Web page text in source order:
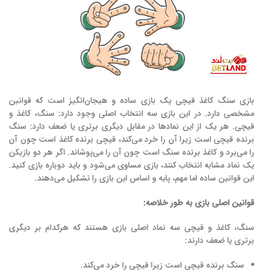
بازی سنگ کاغذ قیچی یک بازی ساده و هیجان‌انگیز است که قوانین
مشخصی دارد. در این بازی سه انتخاب اصلی وجود دارد: سنگ، کاغذ و
قیچی. هر یک از این نمادها در مقابل دیگری برتری یا ضعف دارد: سنگ
برنده قیچی است زیرا آن را خرد می‌کند، قیچی برنده کاغذ است چون آن
را می‌برد و کاغذ برنده سنگ است چون آن را می‌پوشاند. اگر هر دو بازیکن
یک نماد مشابه انتخاب کنند، بازی مساوی می‌شود و باید دوباره بازی کنید.
این قوانین ساده اما مهم، پایه و اساس این بازی را تشکیل می‌دهند.
قوانین اصلی بازی به طور خلاصه:
سنگ، کاغذ و قیچی سه نماد اصلی بازی هستند که هرکدام بر دیگری
برتری یا ضعف دارند:
سنگ برنده قیچی است زیرا قیچی را خرد می‌کند.